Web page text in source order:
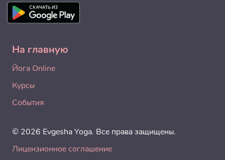
На главную
Йога Online
Курсы
События
© 2026 Evgesha Yoga. Все права защищены.
Лицензионное соглашение